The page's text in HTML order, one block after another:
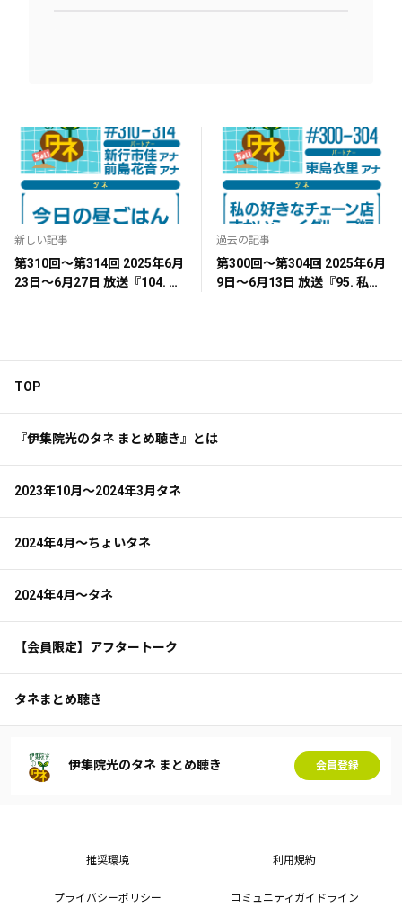
新しい記事
第310回～第314回 2025年6月
23日～6月27日 放送『104. 今
過去の記事
第300回～第304回 2025年6月
9日～6月13日 放送『95. 私の
TOP
『伊集院光のタネ まとめ聴き』とは
2023年10月～2024年3月タネ
2024年4月～ちょいタネ
2024年4月～タネ
【会員限定】アフタートーク
タネまとめ聴き
伊集院光のタネ まとめ聴き 会員登録
推奨環境 利用規約
プライバシーポリシー コミュニティガイドライン